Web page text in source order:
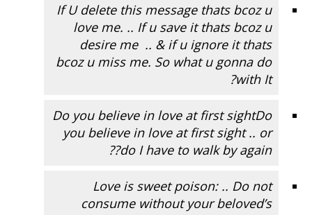
If U delete this message thats bcoz u
love me. .. If u save it thats bcoz u
desire me .. & if u ignore it thats
bcoz u miss me. So what u gonna do
with It?
Do you believe in love at first sightDo
you believe in love at first sight .. or
do I have to walk by again??
Love is sweet poison: .. Do not
consume without your beloved’s